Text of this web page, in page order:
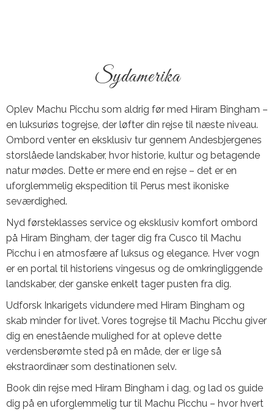
Sydamerika
Oplev Machu Picchu som aldrig før med Hiram Bingham –
en luksuriøs togrejse, der løfter din rejse til næste niveau.
Ombord venter en eksklusiv tur gennem Andesbjergenes
storslåede landskaber, hvor historie, kultur og betagende
natur mødes. Dette er mere end en rejse – det er en
uforglemmelig ekspedition til Perus mest ikoniske
seværdighed.
Nyd førsteklasses service og eksklusiv komfort ombord
på Hiram Bingham, der tager dig fra Cusco til Machu
Picchu i en atmosfære af luksus og elegance. Hver vogn
er en portal til historiens vingesus og de omkringliggende
landskaber, der ganske enkelt tager pusten fra dig.
Udforsk Inkarigets vidundere med Hiram Bingham og
skab minder for livet. Vores togrejse til Machu Picchu giver
dig en enestående mulighed for at opleve dette
verdensberømte sted på en måde, der er lige så
ekstraordinær som destinationen selv.
Book din rejse med Hiram Bingham i dag, og lad os guide
dig på en uforglemmelig tur til Machu Picchu – hvor hvert